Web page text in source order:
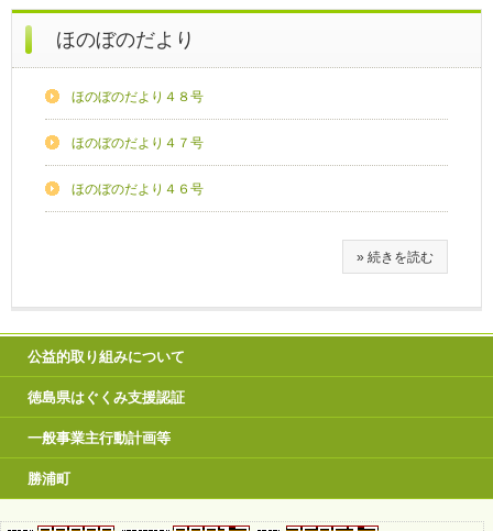
ほのぼのだより
ほのぼのだより４８号
ほのぼのだより４７号
ほのぼのだより４６号
» 続きを読む
公益的取り組みについて
徳島県はぐくみ支援認証
一般事業主行動計画等
勝浦町